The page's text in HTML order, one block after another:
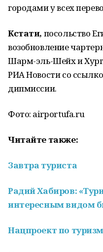
городами у всех
Кстати, посольство
возобновление
Шарм-эль-Шейх и
РИА Новости со
дипмиссии.
Фото: airportufa.ru
Читайте также:
Завтра туриста
Радий Хабиров:
интересным видом
Нацпроект по